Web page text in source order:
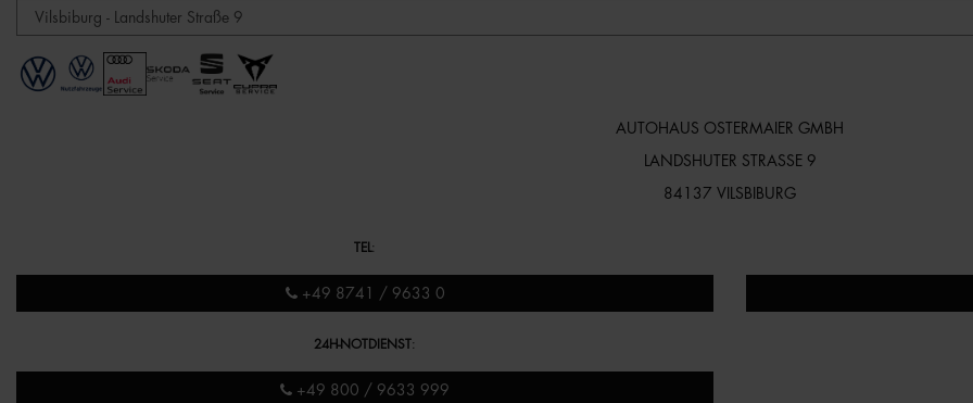
AUTOHAUS OSTERMAIER GMBH
LANDSHUTER STRASSE 9
84137 VILSBIBURG
TEL :
+49 8741 / 9633 0
24H-NOTDIENST:
+49 800 / 9633 999